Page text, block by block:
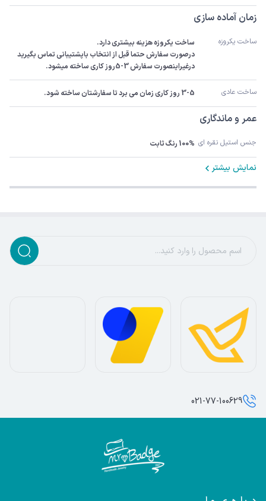
زمان آماده سازی
ساخت یکروزه
درغیراینصورت سفارش 3-5روز کاری ساخته میشود.
ساخت عادی 3-5 روز کاری زمان می برد تا سفارشتان ساخته شود.
عمر و ماندگاری
جنس استیل نقره ای 100% رنگ ثابت
نمایش بیشتر
021-77-100629